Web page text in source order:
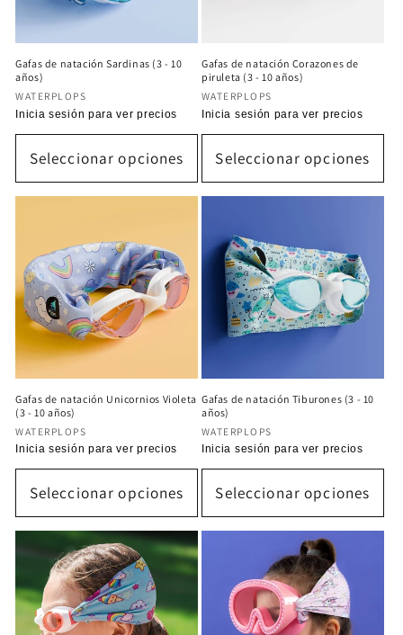
Gafas de natación Sardinas (3 - 10
años)
Proveedor:
WATERPLOPS
Precio
habitual
Inicia sesión para ver precios
Seleccionar opciones
Gafas de natación Corazones de
piruleta (3 - 10 años)
Proveedor:
WATERPLOPS
Precio
habitual
Inicia sesión para ver precios
Seleccionar opciones
Gafas de natación Unicornios Violeta
(3 - 10 años)
Proveedor:
WATERPLOPS
Precio
habitual
Inicia sesión para ver precios
Seleccionar opciones
Gafas de natación Tiburones (3 - 10
años)
Proveedor:
WATERPLOPS
Precio
habitual
Inicia sesión para ver precios
Seleccionar opciones